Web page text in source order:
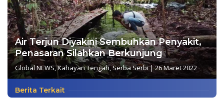
Air Terjun Diyakini Sembuhkan Penyakit,
Penasaran Silahkan Berkunjung
Global NEWS,Kahayan Tengah,Serba Serbi|26 Maret 2022
Berita Terkait